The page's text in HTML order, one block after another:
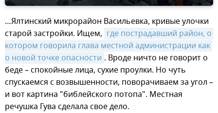
…Ялтинский микрорайон Васильевка, кривые улочки
старой застройки. Ищем, где пострадавший район, о
котором говорила глава местной администрации как
о новой точке опасности . Вроде ничто не говорит о
беде – спокойные лица, сухие проулки. Но чуть
спускаемся с возвышенности, поворачиваем за угол –
и вот картина "библейского потопа". Местная
речушка Гува сделала свое дело.